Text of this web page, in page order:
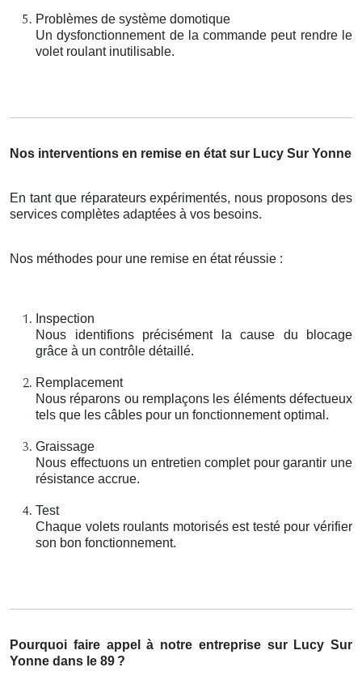
Problèmes de système domotique
Un dysfonctionnement de la commande peut rendre le
volet roulant inutilisable.
Nos interventions en remise en état sur Lucy Sur Yonne
En tant que réparateurs expérimentés, nous proposons des
services complètes adaptées à vos besoins.
Nos méthodes pour une remise en état réussie :
Inspection
Nous identifions précisément la cause du blocage
grâce à un contrôle détaillé.
Remplacement
Nous réparons ou remplaçons les éléments défectueux
tels que les câbles pour un fonctionnement optimal.
Graissage
Nous effectuons un entretien complet pour garantir une
résistance accrue.
Test
Chaque volets roulants motorisés est testé pour vérifier
son bon fonctionnement.
Pourquoi faire appel à notre entreprise sur Lucy Sur
Yonne dans le 89 ?